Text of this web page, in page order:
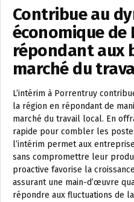
Contribue au
économique
répondant aux
marché du
L’intérim à Porrentruy
la région en répondant de
marché du travail local. En
rapide pour combler les
l’intérim permet aux
sans compromettre leur
proactive favorise la
assurant une main-d’œuvre
répondre aux fluctuations de